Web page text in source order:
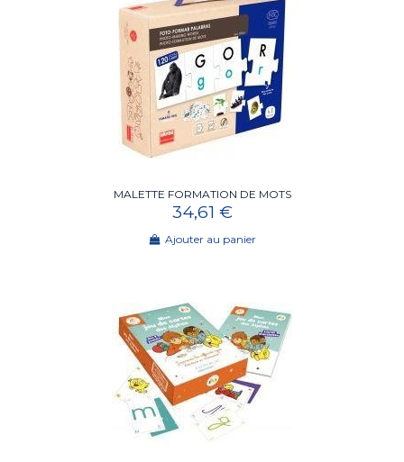
MALETTE FORMATION DE MOTS
34,61 €
Ajouter au panier